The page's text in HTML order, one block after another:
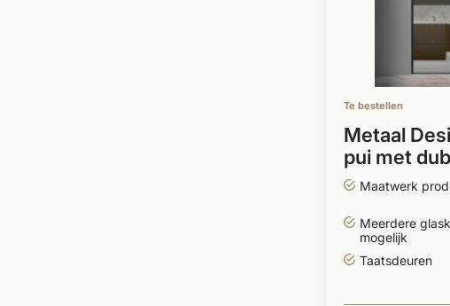
Te bestellen
Metaal
pui met
Taatsdeur
Maatwerk
Meerdere
mogelijk
Taatsdeuren